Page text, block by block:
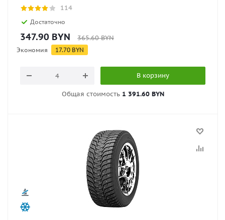
114
Достаточно
347.90 BYN 365.60BYN
Экономия 17.70 BYN
В корзину
Общая стоимость 1 391.60 BYN